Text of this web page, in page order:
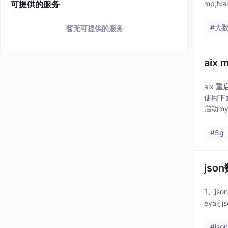
可提供的服务
暂无可提供的服务 #大
aix
aix 重
使用下
启动
#5g
json
1、